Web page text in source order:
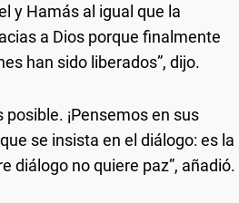
y Hamás al igual que la
a Dios porque finalmente
han sido liberados”, dijo.
¡Pensemos en sus
se insista en el diálogo: es la
diálogo no quiere paz”, añadió.